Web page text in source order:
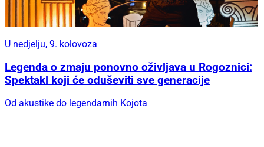
U nedjelju, 9. kolovoza
Legenda o zmaju ponovno oživljava u Rogoznici:
Spektakl koji će oduševiti sve generacije
Od akustike do legendarnih Kojota